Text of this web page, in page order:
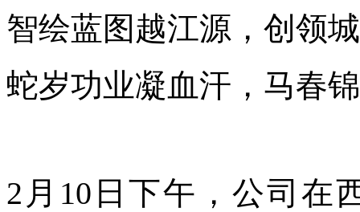
智绘蓝图越江源，创领
蛇岁功业凝血汗，马春
2月10日下午，公司